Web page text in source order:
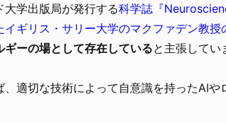
大学出版局が発行する科学誌『
イギリス・サリー大学のマクファデン教授
ギーの場として存在していると主張してい
、適切な技術によって自意識を持ったAIや